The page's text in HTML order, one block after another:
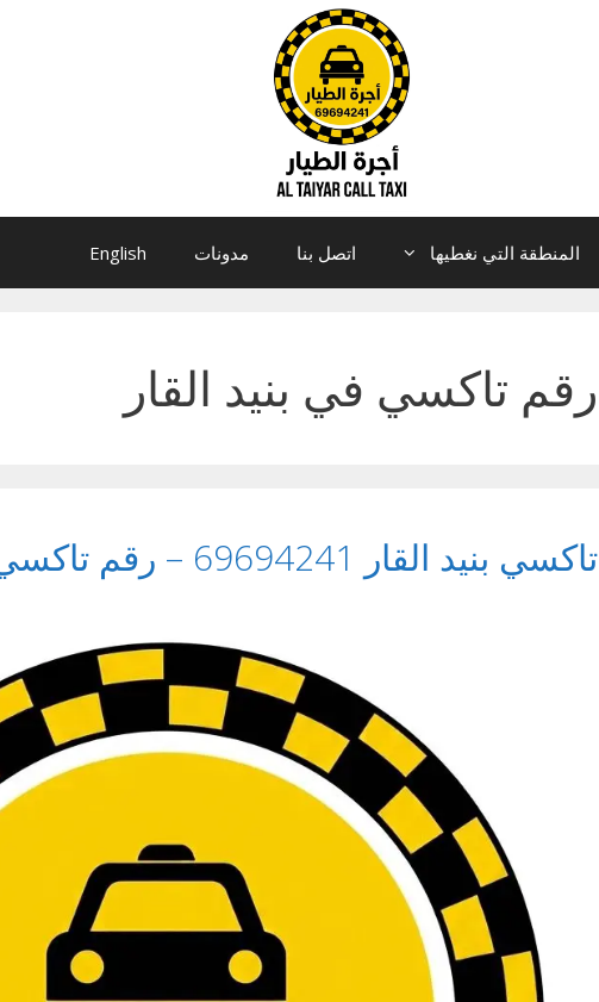
المنطقة التي نغطيها اتصل بنا مدونات English
رقم تاكسي في بنيد القار
تاكسي بنيد القار 69694241 – رقم تاكسي في بنيد القار